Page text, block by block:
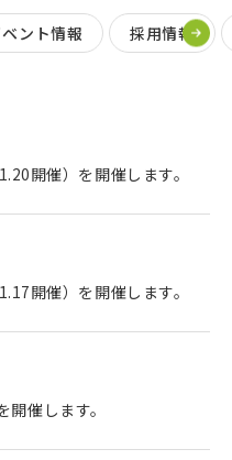
ント情報 採用情報
開催）を開催します。
開催）を開催します。
催します。